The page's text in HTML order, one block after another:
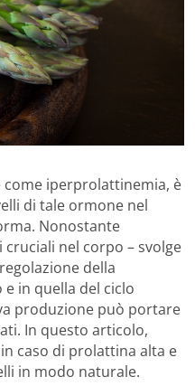
iperprolattinemia, è
di tale ormone nel
Nonostante
nel corpo – svolge
della
in quella del ciclo
produzione può portare
In questo articolo,
caso di prolattina alta e
in modo naturale.